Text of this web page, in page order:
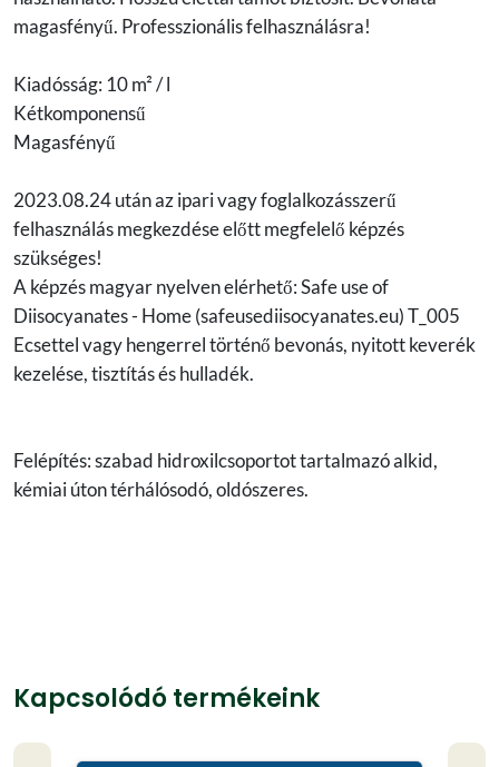
magasfényű. Professzionális felhasználásra!
Kiadósság: 10 m² / l
Kétkomponensű
Magasfényű
2023.08.24 után az ipari vagy foglalkozásszerű
felhasználás megkezdése előtt megfelelő képzés
szükséges!
A képzés magyar nyelven elérhető: Safe use of
Diisocyanates - Home (safeusediisocyanates.eu) T_005
Ecsettel vagy hengerrel történő bevonás, nyitott keverék
kezelése, tisztítás és hulladék.
Felépítés: szabad hidroxilcsoportot tartalmazó alkid,
kémiai úton térhálósodó, oldószeres.
Kapcsolódó termékeink